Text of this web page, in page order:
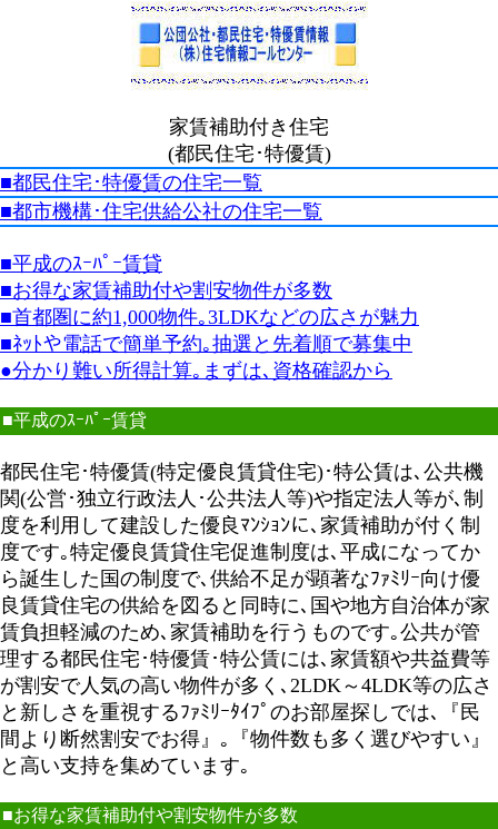
家賃補助付き住宅
(都民住宅･特優賃)
■都民住宅･特優賃の住宅一覧
■都市機構･住宅供給公社の住宅一覧
■平成のｽｰﾊﾟｰ賃貸
■お得な家賃補助付や割安物件が多数
■首都圏に約1,000物件｡3LDKなどの広さが魅力
■ﾈｯﾄや電話で簡単予約｡抽選と先着順で募集中
●分かり難い所得計算｡まずは､資格確認から
■平成のｽｰﾊﾟｰ賃貸
都民住宅･特優賃(特定優良賃貸住宅)･特公賃は､公共機
関(公営･独立行政法人･公共法人等)や指定法人等が､制
度を利用して建設した優良ﾏﾝｼｮﾝに､家賃補助が付く制
度です｡特定優良賃貸住宅促進制度は､平成になってか
ら誕生した国の制度で､供給不足が顕著なﾌｧﾐﾘｰ向け優
良賃貸住宅の供給を図ると同時に､国や地方自治体が家
賃負担軽減のため､家賃補助を行うものです｡公共が管
理する都民住宅･特優賃･特公賃には､家賃額や共益費等
が割安で人気の高い物件が多く､2LDK～4LDK等の広さ
と新しさを重視するﾌｧﾐﾘｰﾀｲﾌﾟのお部屋探しでは､『民
間より断然割安でお得』｡『物件数も多く選びやすい』
と高い支持を集めています｡
■お得な家賃補助付や割安物件が多数